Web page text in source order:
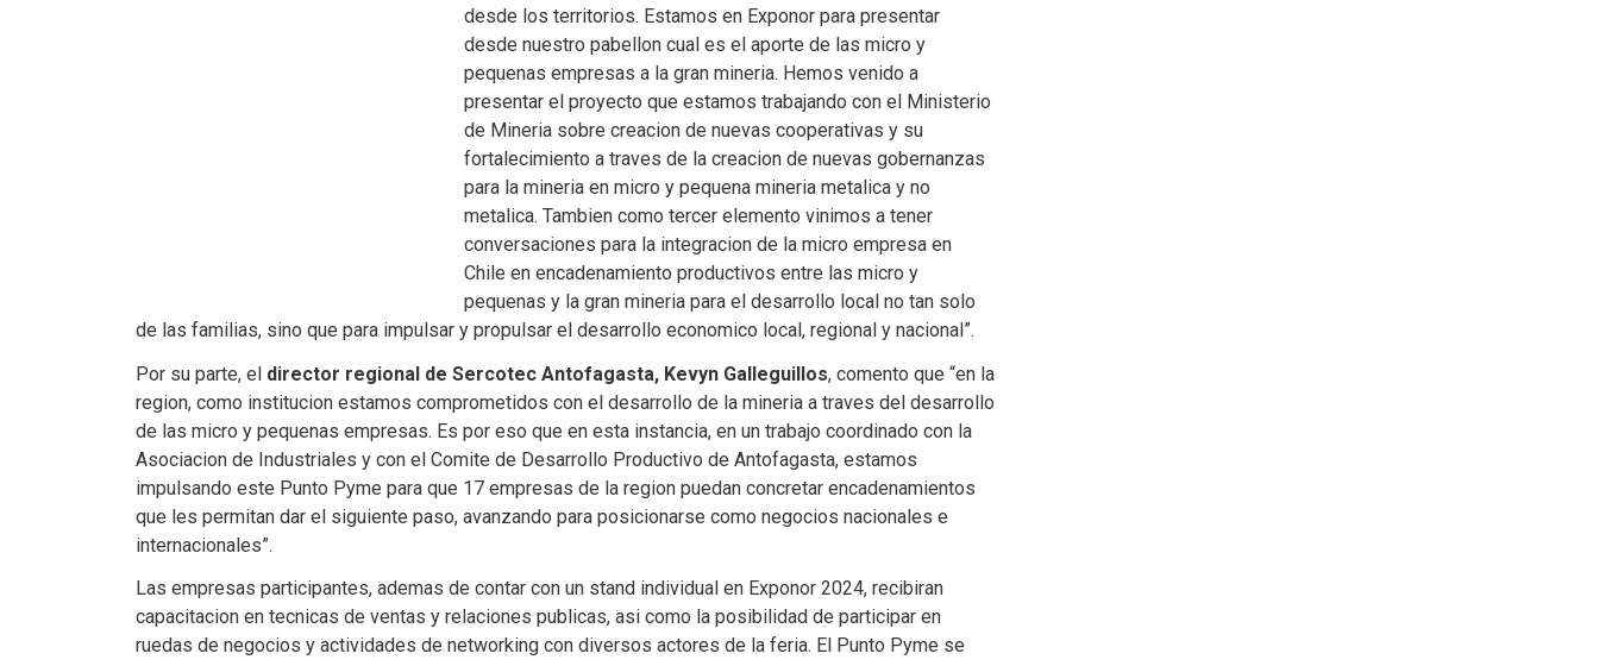
desde los territorios. Estamos en Exponor para presentar
desde nuestro pabellon cual es el aporte de las micro y
pequenas empresas a la gran mineria. Hemos venido a
presentar el proyecto que estamos trabajando con el Ministerio
de Mineria sobre creacion de nuevas cooperativas y su
fortalecimiento a traves de la creacion de nuevas gobernanzas
para la mineria en micro y pequena mineria metalica y no
metalica. Tambien como tercer elemento vinimos a tener
conversaciones para la integracion de la micro empresa en
Chile en encadenamiento productivos entre las micro y
pequenas y la gran mineria para el desarrollo local no tan solo
de las familias, sino que para impulsar y propulsar el desarrollo economico local, regional y nacional”.
Por su parte, el director regional de Sercotec Antofagasta, Kevyn Galleguillos, comento que “en la
region, como institucion estamos comprometidos con el desarrollo de la mineria a traves del desarrollo
de las micro y pequenas empresas. Es por eso que en esta instancia, en un trabajo coordinado con la
Asociacion de Industriales y con el Comite de Desarrollo Productivo de Antofagasta, estamos
impulsando este Punto Pyme para que 17 empresas de la region puedan concretar encadenamientos
que les permitan dar el siguiente paso, avanzando para posicionarse como negocios nacionales e
internacionales”.
Las empresas participantes, ademas de contar con un stand individual en Exponor 2024, recibiran
capacitacion en tecnicas de ventas y relaciones publicas, asi como la posibilidad de participar en
ruedas de negocios y actividades de networking con diversos actores de la feria. El Punto Pyme se